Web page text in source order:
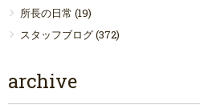
所長の日常 (19)
スタッフブログ(372)
archive